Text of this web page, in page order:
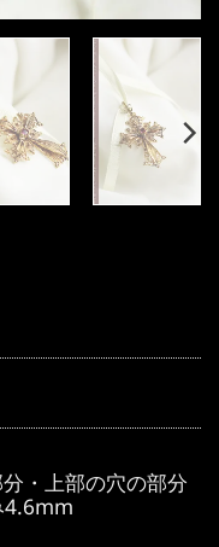
・上部の穴の部分
4.6mm